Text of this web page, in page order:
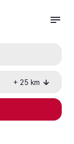
+ 25 km